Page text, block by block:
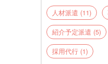
人材派遣 (11)
紹介予定派遣 (5)
採用代行 (1)